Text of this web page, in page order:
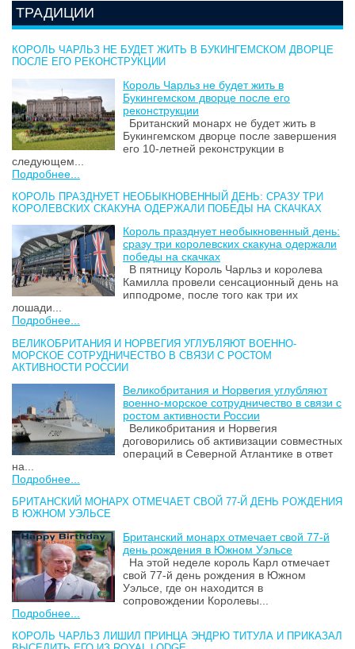
ТРАДИЦИИ
КОРОЛЬ ЧАРЛЬЗ НЕ БУДЕТ ЖИТЬ В БУКИНГЕМСКОМ ДВОРЦЕ
ПОСЛЕ ЕГО РЕКОНСТРУКЦИИ
Король Чарльз не будет жить в
Букингемском дворце после его
реконструкции
Британский монарх не будет жить в
Букингемском дворце после завершения
его 10-летней реконструкции в
следующем...
Подробнее...
КОРОЛЬ ПРАЗДНУЕТ НЕОБЫКНОВЕННЫЙ ДЕНЬ: СРАЗУ ТРИ
КОРОЛЕВСКИХ СКАКУНА ОДЕРЖАЛИ ПОБЕДЫ НА СКАЧКАХ
Король празднует необыкновенный день:
сразу три королевских скакуна одержали
победы на скачках
В пятницу Король Чарльз и королева
Камилла провели сенсационный день на
ипподроме, после того как три их
лошади...
Подробнее...
ВЕЛИКОБРИТАНИЯ И НОРВЕГИЯ УГЛУБЛЯЮТ ВОЕННО-
МОРСКОЕ СОТРУДНИЧЕСТВО В СВЯЗИ С РОСТОМ
АКТИВНОСТИ РОССИИ
Великобритания и Норвегия углубляют
военно-морское сотрудничество в связи с
ростом активности России
Великобритания и Норвегия
договорились об активизации совместных
операций в Северной Атлантике в ответ
на...
Подробнее...
БРИТАНСКИЙ МОНАРХ ОТМЕЧАЕТ СВОЙ 77-Й ДЕНЬ РОЖДЕНИЯ
В ЮЖНОМ УЭЛЬСЕ
Британский монарх отмечает свой 77-й
день рождения в Южном Уэльсе
На этой неделе король Карл отмечает
свой 77-й день рождения в Южном
Уэльсе, где он находится в
сопровождении Королевы...
Подробнее...
КОРОЛЬ ЧАРЛЬЗ ЛИШИЛ ПРИНЦА ЭНДРЮ ТИТУЛА И ПРИКАЗАЛ